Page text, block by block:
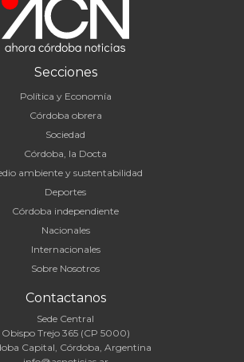
Secciones
Política y Economía
Córdoba obrera
Sociedad
Córdoba, la Docta
ambiente y sustentabilidad
Deportes
Córdoba independiente
Nacionales
Internacionales
Sobre Nosotros
Contactanos
Sede Central
Obispo Trejo 365 (CP 5000)
Capital, Córdoba, Argentina